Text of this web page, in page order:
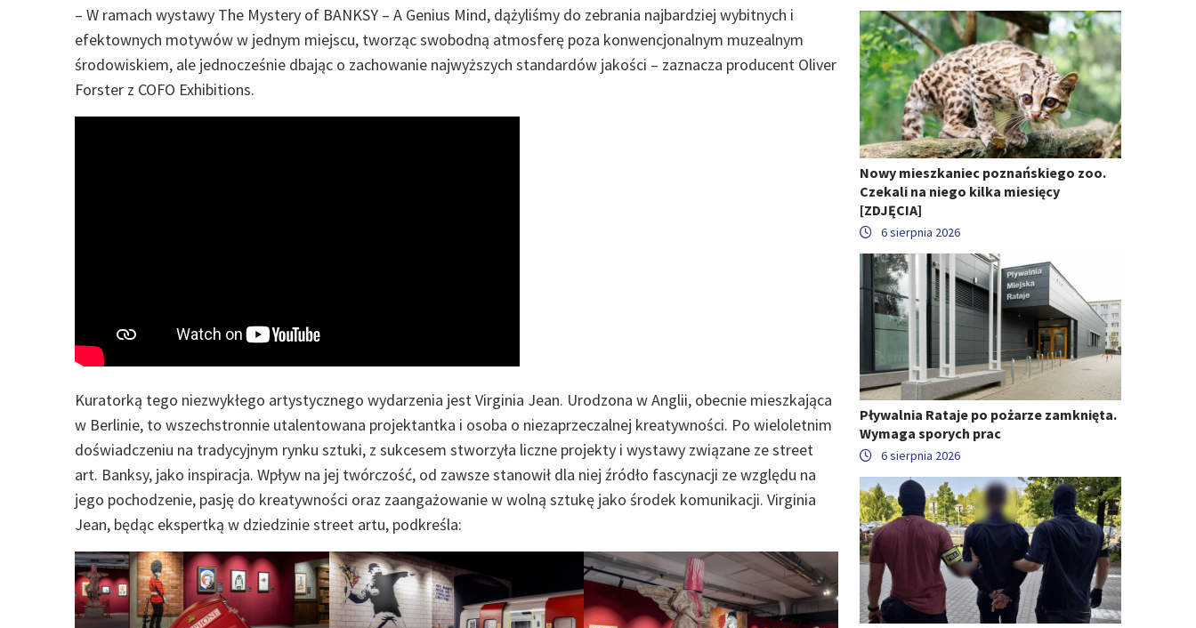
– W ramach wystawy The Mystery of BANKSY – A Genius Mind, dążyliśmy do zebrania najbardziej wybitnych i
efektownych motywów w jednym miejscu, tworząc swobodną atmosferę poza konwencjonalnym muzealnym
środowiskiem, ale jednocześnie dbając o zachowanie najwyższych standardów jakości – zaznacza producent Oliver
Forster z COFO Exhibitions.
Kuratorką tego niezwykłego artystycznego wydarzenia jest Virginia Jean. Urodzona w Anglii, obecnie mieszkająca
w Berlinie, to wszechstronnie utalentowana projektantka i osoba o niezaprzeczalnej kreatywności. Po wieloletnim
doświadczeniu na tradycyjnym rynku sztuki, z sukcesem stworzyła liczne projekty i wystawy związane ze street
art. Banksy, jako inspiracja. Wpływ na jej twórczość, od zawsze stanowił dla niej źródło fascynacji ze względu na
jego pochodzenie, pasję do kreatywności oraz zaangażowanie w wolną sztukę jako środek komunikacji. Virginia
Jean, będąc ekspertką w dziedzinie street artu, podkreśla:
Nowy mieszkaniec poznańskiego zoo.
Czekali na niego kilka miesięcy
[ZDJĘCIA]
6 sierpnia 2026
Pływalnia Rataje po pożarze zamknięta.
Wymaga sporych prac
6 sierpnia 2026